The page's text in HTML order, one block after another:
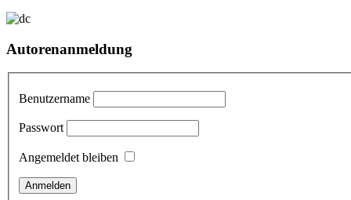
Autorenanmeldung
Benutzername
Passwort
Angemeldet bleiben